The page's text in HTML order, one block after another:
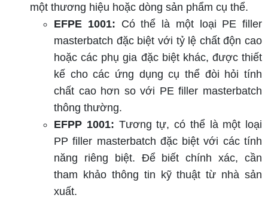
một thương hiệu hoặc dòng sản phẩm cụ thể.
EFPE 1001: Có thể là một loại PE filler
masterbatch đặc biệt với tỷ lệ chất độn cao
hoặc các phụ gia đặc biệt khác, được thiết
kế cho các ứng dụng cụ thể đòi hỏi tính
chất cao hơn so với PE filler masterbatch
thông thường.
EFPP 1001: Tương tự, có thể là một loại
PP filler masterbatch đặc biệt với các tính
năng riêng biệt. Để biết chính xác, cần
tham khảo thông tin kỹ thuật từ nhà sản
xuất.